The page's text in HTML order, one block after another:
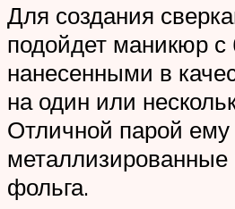
Для создания
подойдет маникюр с
нанесенными в
на один или
Отличной парой ему
металлизированные
фольга.